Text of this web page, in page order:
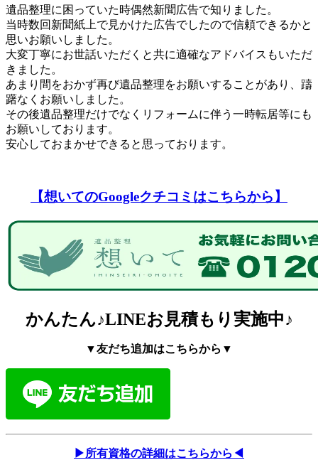
遺品整理に困っていた時偶然新聞広告で知りました。
当時数回新聞紙上で見かけた広告でしたので信頼できるかと
思いお願いしました。
大変丁寧にお世話いただくと共に適確なアドバイスもいただ
きました。
あまり間をおかず再び遺品整理をお願いすることがあり、躊
躇なくお願いしました。
その後遺品整理だけでなくリフォームに伴う一時転居等にも
お願いしております。
安心しておまかせできると思っております。
【想いてのGoogleクチコミはこちらから】
かんたん♪LINEお見積もり実施中♪
▼友だち追加はこちらから▼
▶︎所有資格の詳細はこちらから◀︎